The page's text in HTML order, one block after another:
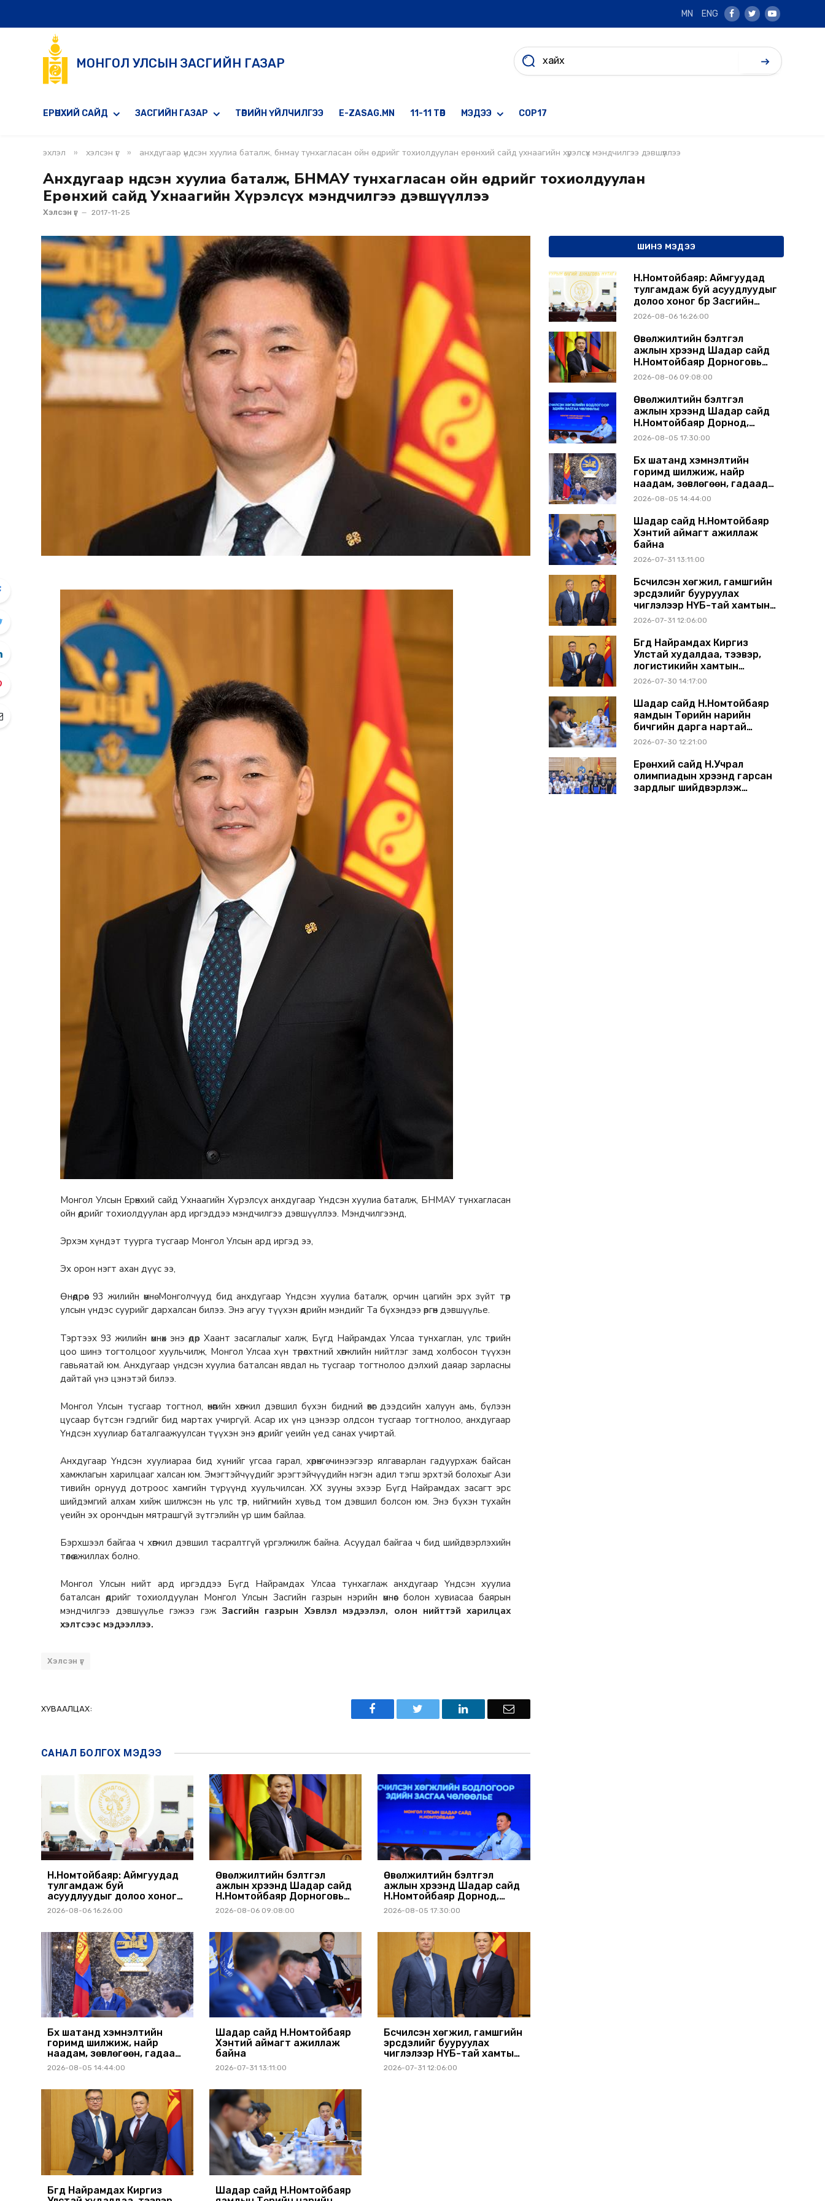
MN ENG
Facebook
TwitterYoutube
МОНГОЛ УЛСЫН ЗАСГИЙН ГАЗАР
ЕРӨНХИЙ САЙД ЗАСГИЙН ГАЗАР ТӨРИЙН ҮЙЛЧИЛГЭЭ E-ZASAG.MN 11-11 ТӨВ МЭДЭЭ COP17
эхлэл » хэлсэн үг » анхдугаар үндсэн хуулиа баталж, бнмау тунхагласан ойн өдрийг тохиолдуулан ерөнхий сайд ухнаагийн хүрэлсүх мэндчилгээ дэвшүүллээ
Анхдугаар Үндсэн хуулиа баталж, БНМАУ тунхагласан ойн өдрийг тохиолдуулан
Ерөнхий сайд Ухнаагийн Хүрэлсүх мэндчилгээ дэвшүүллээ
Хэлсэн үг 2017-11-25
Монгол Улсын Ерөнхий сайд Ухнаагийн Хүрэлсүх анхдугаар Үндсэн хуулиа баталж, БНМАУ тунхагласан
ойн өдрийг тохиолдуулан ард иргэддээ мэндчилгээ дэвшүүллээ. Мэндчилгээнд,
Эрхэм хүндэт туурга тусгаар Монгол Улсын ард иргэд ээ,
Эх орон нэгт ахан дүүс ээ,
Өнөөдрөөс 93 жилийн өмнө Монголчууд бид анхдугаар Үндсэн хуулиа баталж, орчин цагийн эрх зүйт төр
улсын үндэс суурийг дархалсан билээ. Энэ агуу түүхэн өдрийн мэндийг Та бүхэндээ өргөн дэвшүүлье.
Тэртээх 93 жилийн өмнөх энэ өдөр Хаант засаглалыг халж, Бүгд Найрамдах Улсаа тунхаглан, улс төрийн
цоо шинэ тогтолцоог хуульчилж, Монгол Улсаа хүн төрөлхтний хөгжлийн нийтлэг замд холбосон түүхэн
гавьяатай юм. Анхдугаар үндсэн хуулиа баталсан явдал нь тусгаар тогтнолоо дэлхий даяар зарласны
дайтай үнэ цэнэтэй билээ.
Монгол Улсын тусгаар тогтнол, өнөөгийн хөгжил дэвшил бүхэн бидний өвөг дээдсийн халуун амь, бүлээн
цусаар бүтсэн гэдгийг бид мартах учиргүй. Асар их үнэ цэнээр олдсон тусгаар тогтнолоо, анхдугаар
Үндсэн хуулиар баталгаажуулсан түүхэн энэ өдрийг үеийн үед санах учиртай.
Анхдугаар Үндсэн хуулиараа бид хүнийг угсаа гарал, хөрөнгө чинээгээр ялгаварлан гадуурхаж байсан
хамжлагын харилцааг халсан юм. Эмэгтэйчүүдийг эрэгтэйчүүдийн нэгэн адил тэгш эрхтэй болохыг Ази
тивийн орнууд дотроос хамгийн түрүүнд хуульчилсан. XX зууны эхээр Бүгд Найрамдах засагт эрс
шийдэмгий алхам хийж шилжсэн нь улс төр, нийгмийн хувьд том дэвшил болсон юм. Энэ бүхэн тухайн
үеийн эх орончдын мятрашгүй зүтгэлийн үр шим байлаа.
Бэрхшээл байгаа ч хөгжил дэвшил тасралтгүй үргэлжилж байна. Асуудал байгаа ч бид шийдвэрлэхийн
төлөө ажиллах болно.
Монгол Улсын нийт ард иргэддээ Бүгд Найрамдах Улсаа тунхаглаж анхдугаар Үндсэн хуулиа
баталсан өдрийг тохиолдуулан Монгол Улсын Засгийн газрын нэрийн өмнөөс болон хувиасаа баярын
мэндчилгээ дэвшүүлье гэжээ гэж Засгийн газрын Хэвлэл мэдээлэл, олон нийттэй харилцах
хэлтсээс мэдээллээ.
Хэлсэн үг
ХУВААЛЦАХ:
САНАЛ БОЛГОХ МЭДЭЭ
Н.Номтойбаяр: Аймгуудад
тулгамдаж буй
асуудлуудыг долоо хоног
бүр Засгийн газрын
хуралдаанд танилцуулж,
2026-08-06 16:26:00
Өвөлжилтийн бэлтгэл
ажлын хүрээнд Шадар сайд
Н.Номтойбаяр Дорноговь
аймагт ажиллав
2026-08-06 09:08:00
Өвөлжилтийн бэлтгэл
ажлын хүрээнд Шадар сайд
Н.Номтойбаяр Дорнод,
Сүхбаатар аймагт ажиллав
2026-08-05 17:30:00
Бүх шатанд хэмнэлтийн
горимд шилжиж, найр
наадам, зөвлөгөөн, гадаад
томилолтыг хориглолоо
2026-08-05 14:44:00
Шадар сайд Н.Номтойбаяр
Хэнтий аймагт ажиллаж
байна
2026-07-31 13:11:00
Бүсчилсэн хөгжил, гамшгийн
эрсдэлийг бууруулах
чиглэлээр НҮБ-тай хамтын
ажиллагаагаа өргөжүүлэхээр
2026-07-31 12:06:00
Бүгд Найрамдах Киргиз
Шадар сайд Н.Номтойбаяр
ШИНЭ МЭДЭЭ
Н.Номтойбаяр: Аймгуудад
тулгамдаж буй асуудлуудыг
долоо хоног бүр Засгийн
газрын хуралдаанд
2026-08-06 16:26:00
Өвөлжилтийн бэлтгэл
ажлын хүрээнд Шадар сайд
Н.Номтойбаяр Дорноговь
аймагт ажиллав
2026-08-06 09:08:00
Өвөлжилтийн бэлтгэл
ажлын хүрээнд Шадар сайд
Н.Номтойбаяр Дорнод,
Сүхбаатар аймагт ажиллав
2026-08-05 17:30:00
Бүх шатанд хэмнэлтийн
горимд шилжиж, найр
наадам, зөвлөгөөн, гадаад
томилолтыг хориглолоо
2026-08-05 14:44:00
Шадар сайд Н.Номтойбаяр
Хэнтий аймагт ажиллаж
байна
2026-07-31 13:11:00
Бүсчилсэн хөгжил, гамшгийн
эрсдэлийг бууруулах
чиглэлээр НҮБ-тай хамтын
ажиллагаагаа өргөжүүлэхээр
2026-07-31 12:06:00
Бүгд Найрамдах Киргиз
Улстай худалдаа, тээвэр,
логистикийн хамтын
ажиллагааг өргөжүүлнэ
2026-07-30 14:17:00
Шадар сайд Н.Номтойбаяр
яамдын Төрийн нарийн
бичгийн дарга нартай
шуурхай хуралдлаа
2026-07-30 12:21:00
Ерөнхий сайд Н.Учрал
олимпиадын хүрээнд гарсан
зардлыг шийдвэрлэж